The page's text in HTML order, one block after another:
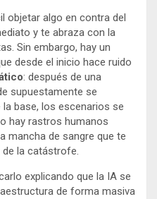
objetar algo en contra del
y te abraza con la
Sin embargo, hay un
desde el inicio hace ruido
: después de una
supuestamente se
base, los escenarios se
hay rastros humanos
mancha de sangre que te
de la catástrofe.
explicando que la IA se
de forma masiva